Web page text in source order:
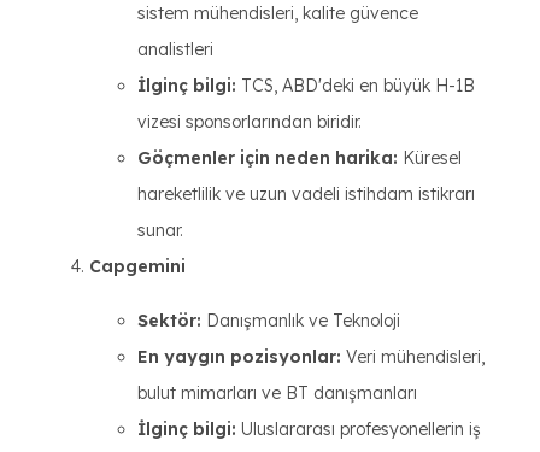
sistem mühendisleri, kalite güvence
analistleri
İlginç bilgi: TCS, ABD'deki en büyük H-1B
vizesi sponsorlarından biridir.
Göçmenler için neden harika: Küresel
hareketlilik ve uzun vadeli istihdam istikrarı
sunar.
Capgemini
Sektör: Danışmanlık ve Teknoloji
En yaygın pozisyonlar: Veri mühendisleri,
bulut mimarları ve BT danışmanları
İlginç bilgi: Uluslararası profesyonellerin iş